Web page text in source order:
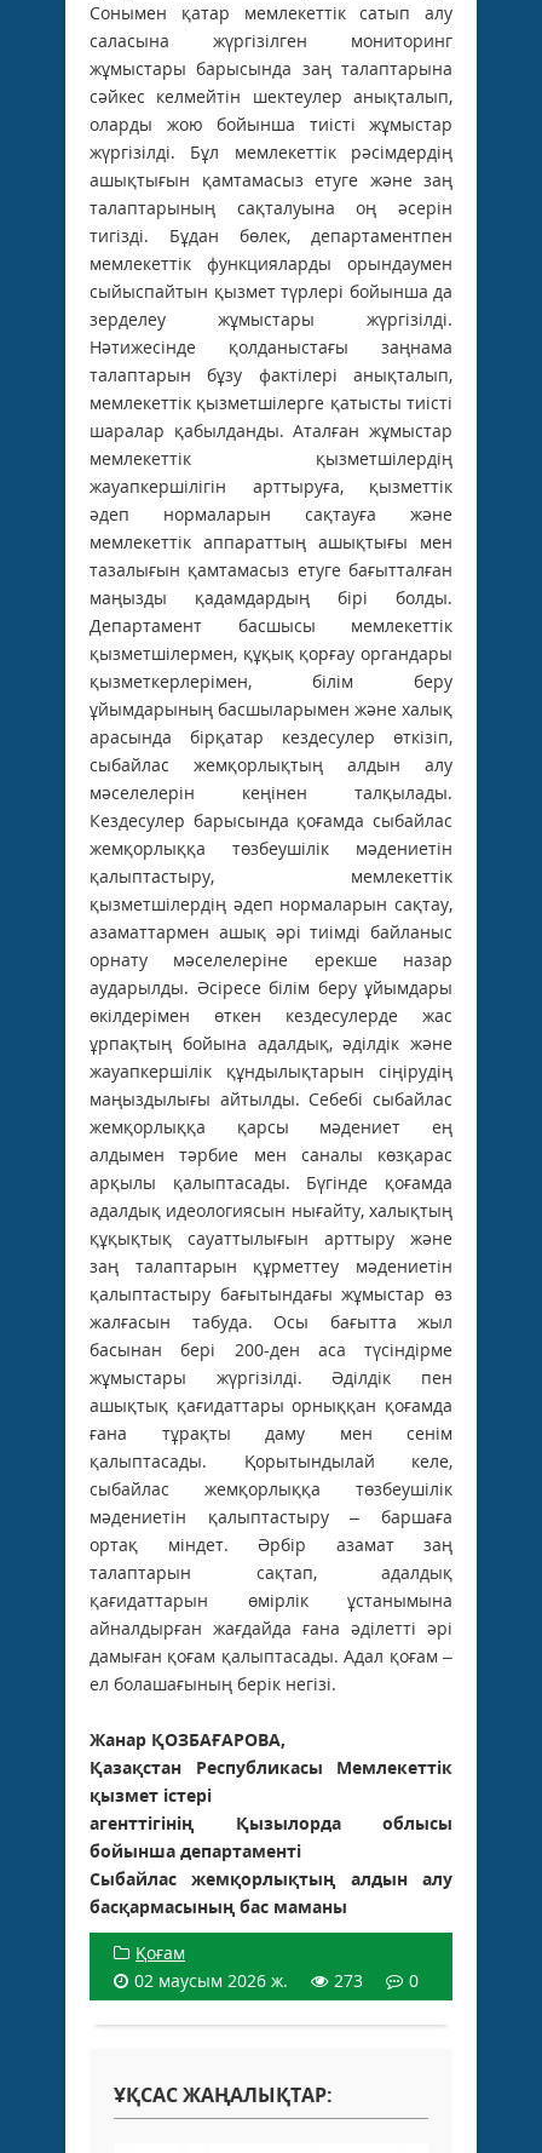
Сонымен қатар мемлекеттік сатып алу
саласына жүргізілген мониторинг
жұмыстары барысында заң талаптарына
сәйкес келмейтін шектеулер анықталып,
оларды жою бойынша тиісті жұмыстар
жүргізілді. Бұл мемлекеттік рәсімдердің
ашықтығын қамтамасыз етуге және заң
талаптарының сақталуына оң әсерін
тигізді. Бұдан бөлек, департаментпен
мемлекеттік функцияларды орындаумен
сыйыспайтын қызмет түрлері бойынша да
зерделеу жұмыстары жүргізілді.
Нәтижесінде қолданыстағы заңнама
талаптарын бұзу фактілері анықталып,
мемлекеттік қызметшілерге қатысты тиісті
шаралар қабылданды. Аталған жұмыстар
мемлекеттік қызметшілердің
жауапкершілігін арттыруға, қызметтік
әдеп нормаларын сақтауға және
мемлекеттік аппараттың ашықтығы мен
тазалығын қамтамасыз етуге бағытталған
маңызды қадамдардың бірі болды.
Департамент басшысы мемлекеттік
қызметшілермен, құқық қорғау органдары
қызметкерлерімен, білім беру
ұйымдарының басшыларымен және халық
арасында бірқатар кездесулер өткізіп,
сыбайлас жемқорлықтың алдын алу
мәселелерін кеңінен талқылады.
Кездесулер барысында қоғамда сыбайлас
жемқорлыққа төзбеушілік мәдениетін
қалыптастыру, мемлекеттік
қызметшілердің әдеп нормаларын сақтау,
азаматтармен ашық әрі тиімді байланыс
орнату мәселелеріне ерекше назар
аударылды. Әсіресе білім беру ұйымдары
өкілдерімен өткен кездесулерде жас
ұрпақтың бойына адалдық, әділдік және
жауапкершілік құндылықтарын сіңірудің
маңыздылығы айтылды. Себебі сыбайлас
жемқорлыққа қарсы мәдениет ең
алдымен тәрбие мен саналы көзқарас
арқылы қалыптасады. Бүгінде қоғамда
адалдық идеологиясын нығайту, халықтың
құқықтық сауаттылығын арттыру және
заң талаптарын құрметтеу мәдениетін
қалыптастыру бағытындағы жұмыстар өз
жалғасын табуда. Осы бағытта жыл
басынан бері 200-ден аса түсіндірме
жұмыстары жүргізілді. Әділдік пен
ашықтық қағидаттары орныққан қоғамда
ғана тұрақты даму мен сенім
қалыптасады. Қорытындылай келе,
сыбайлас жемқорлыққа төзбеушілік
мәдениетін қалыптастыру – баршаға
ортақ міндет. Әрбір азамат заң
талаптарын сақтап, адалдық
қағидаттарын өмірлік ұстанымына
айналдырған жағдайда ғана әділетті әрі
дамыған қоғам қалыптасады. Адал қоғам –
ел болашағының берік негізі.
Жанар ҚОЗБАҒАРОВА,
Қазақстан Республикасы Мемлекеттік
қызмет істері
агенттігінің Қызылорда облысы
бойынша департаменті
Сыбайлас жемқорлықтың алдын алу
басқармасының бас маманы
Қоғам
02 маусым 2026 ж.
273 0
ҰҚСАС ЖАҢАЛЫҚТАР: